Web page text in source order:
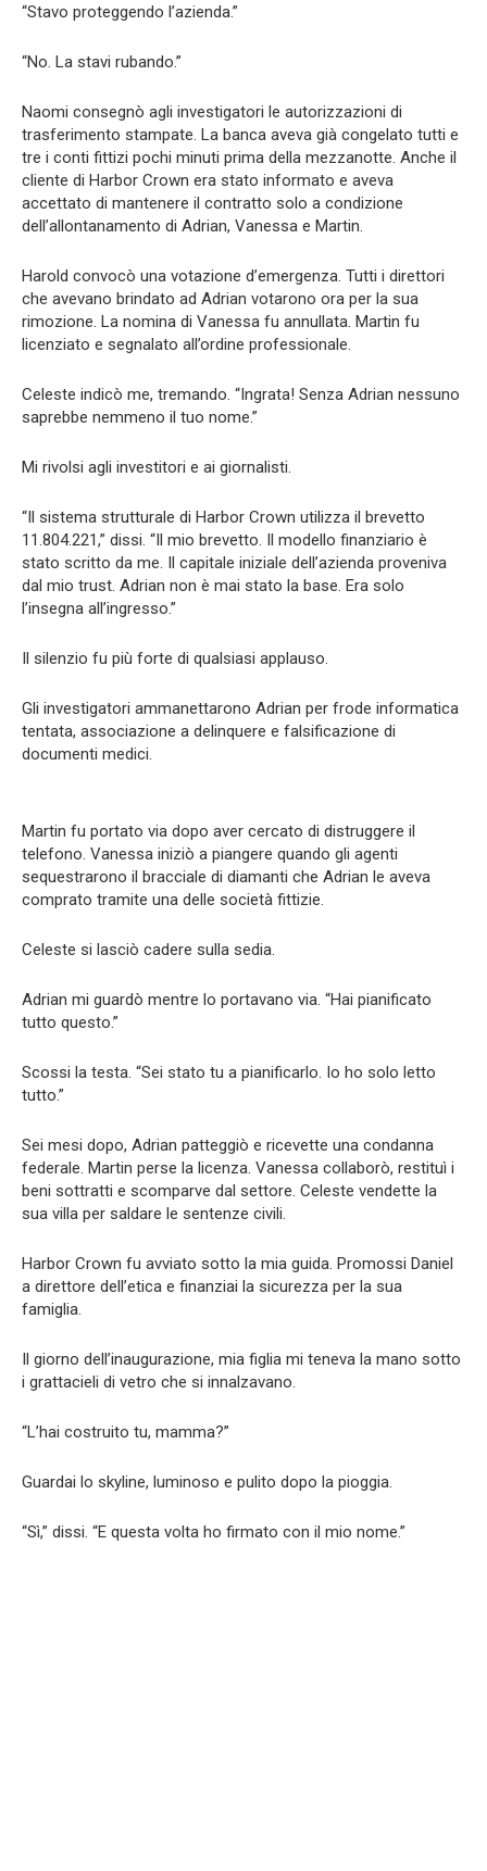
“Stavo proteggendo l’azienda.”
“No. La stavi rubando.”
Naomi consegnò agli investigatori le autorizzazioni di
trasferimento stampate. La banca aveva già congelato tutti e
tre i conti fittizi pochi minuti prima della mezzanotte. Anche il
cliente di Harbor Crown era stato informato e aveva
accettato di mantenere il contratto solo a condizione
dell’allontanamento di Adrian, Vanessa e Martin.
Harold convocò una votazione d’emergenza. Tutti i direttori
che avevano brindato ad Adrian votarono ora per la sua
rimozione. La nomina di Vanessa fu annullata. Martin fu
licenziato e segnalato all’ordine professionale.
Celeste indicò me, tremando. “Ingrata! Senza Adrian nessuno
saprebbe nemmeno il tuo nome.”
Mi rivolsi agli investitori e ai giornalisti.
“Il sistema strutturale di Harbor Crown utilizza il brevetto
11.804.221,” dissi. “Il mio brevetto. Il modello finanziario è
stato scritto da me. Il capitale iniziale dell’azienda proveniva
dal mio trust. Adrian non è mai stato la base. Era solo
l’insegna all’ingresso.”
Il silenzio fu più forte di qualsiasi applauso.
Gli investigatori ammanettarono Adrian per frode informatica
tentata, associazione a delinquere e falsificazione di
documenti medici.
Martin fu portato via dopo aver cercato di distruggere il
telefono. Vanessa iniziò a piangere quando gli agenti
sequestrarono il bracciale di diamanti che Adrian le aveva
comprato tramite una delle società fittizie.
Celeste si lasciò cadere sulla sedia.
Adrian mi guardò mentre lo portavano via. “Hai pianificato
tutto questo.”
Scossi la testa. “Sei stato tu a pianificarlo. Io ho solo letto
tutto.”
Sei mesi dopo, Adrian patteggiò e ricevette una condanna
federale. Martin perse la licenza. Vanessa collaborò, restituì i
beni sottratti e scomparve dal settore. Celeste vendette la
sua villa per saldare le sentenze civili.
Harbor Crown fu avviato sotto la mia guida. Promossi Daniel
a direttore dell’etica e finanziai la sicurezza per la sua
famiglia.
Il giorno dell’inaugurazione, mia figlia mi teneva la mano sotto
i grattacieli di vetro che si innalzavano.
“L’hai costruito tu, mamma?”
Guardai lo skyline, luminoso e pulito dopo la pioggia.
“Sì,” dissi. “E questa volta ho firmato con il mio nome.”